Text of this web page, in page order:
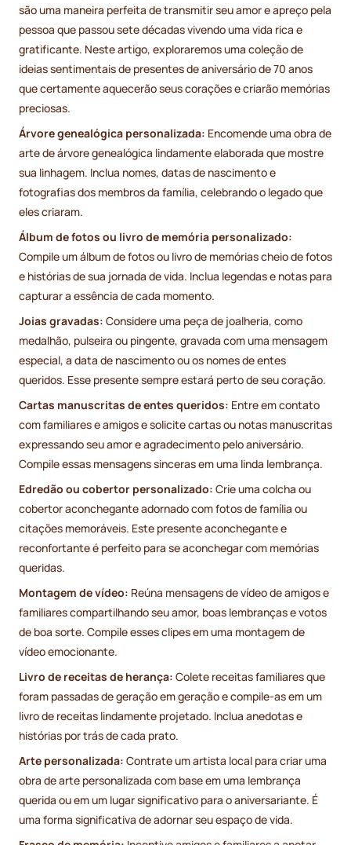
são uma maneira perfeita de transmitir seu amor e apreço pela
pessoa que passou sete décadas vivendo uma vida rica e
gratificante. Neste artigo, exploraremos uma coleção de
ideias sentimentais de presentes de aniversário de 70 anos
que certamente aquecerão seus corações e criarão memórias
preciosas.
Árvore genealógica personalizada: Encomende uma obra de
arte de árvore genealógica lindamente elaborada que mostre
sua linhagem. Inclua nomes, datas de nascimento e
fotografias dos membros da família, celebrando o legado que
eles criaram.
Álbum de fotos ou livro de memória personalizado:
Compile um álbum de fotos ou livro de memórias cheio de fotos
e histórias de sua jornada de vida. Inclua legendas e notas para
capturar a essência de cada momento.
Joias gravadas: Considere uma peça de joalheria, como
medalhão, pulseira ou pingente, gravada com uma mensagem
especial, a data de nascimento ou os nomes de entes
queridos. Esse presente sempre estará perto de seu coração.
Cartas manuscritas de entes queridos: Entre em contato
com familiares e amigos e solicite cartas ou notas manuscritas
expressando seu amor e agradecimento pelo aniversário.
Compile essas mensagens sinceras em uma linda lembrança.
Edredão ou cobertor personalizado: Crie uma colcha ou
cobertor aconchegante adornado com fotos de família ou
citações memoráveis. Este presente aconchegante e
reconfortante é perfeito para se aconchegar com memórias
queridas.
Montagem de vídeo: Reúna mensagens de vídeo de amigos e
familiares compartilhando seu amor, boas lembranças e votos
de boa sorte. Compile esses clipes em uma montagem de
vídeo emocionante.
Livro de receitas de herança: Colete receitas familiares que
foram passadas de geração em geração e compile-as em um
livro de receitas lindamente projetado. Inclua anedotas e
histórias por trás de cada prato.
Arte personalizada: Contrate um artista local para criar uma
obra de arte personalizada com base em uma lembrança
querida ou em um lugar significativo para o aniversariante. É
uma forma significativa de adornar seu espaço de vida.